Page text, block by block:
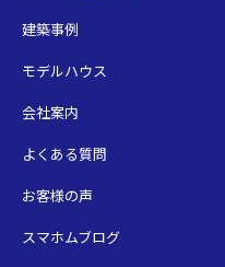
建築事例
モデルハウス
会社案内
よくある質問
お客様の声
スマホムブログ